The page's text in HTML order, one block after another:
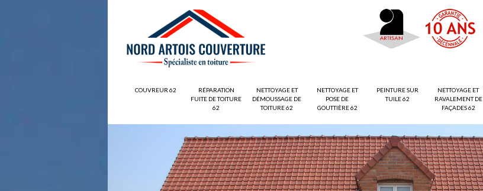
COUVREUR 62
RÉPARATION
FUITE DE TOITURE
62
NETTOYAGE ET
DÉMOUSSAGE DE
TOITURE 62
NETTOYAGE ET
POSE DE
GOUTTIÈRE 62
PEINTURE SUR
TUILE 62
NETTOYAGE ET
RAVALEMENT DE
FAÇADES 62